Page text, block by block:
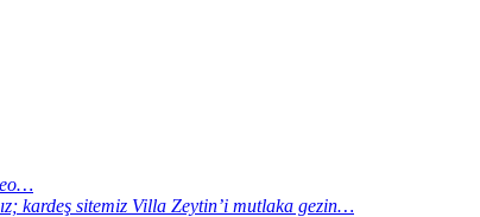
kardeş sitemiz Villa Zeytin’i mutlaka gezin…